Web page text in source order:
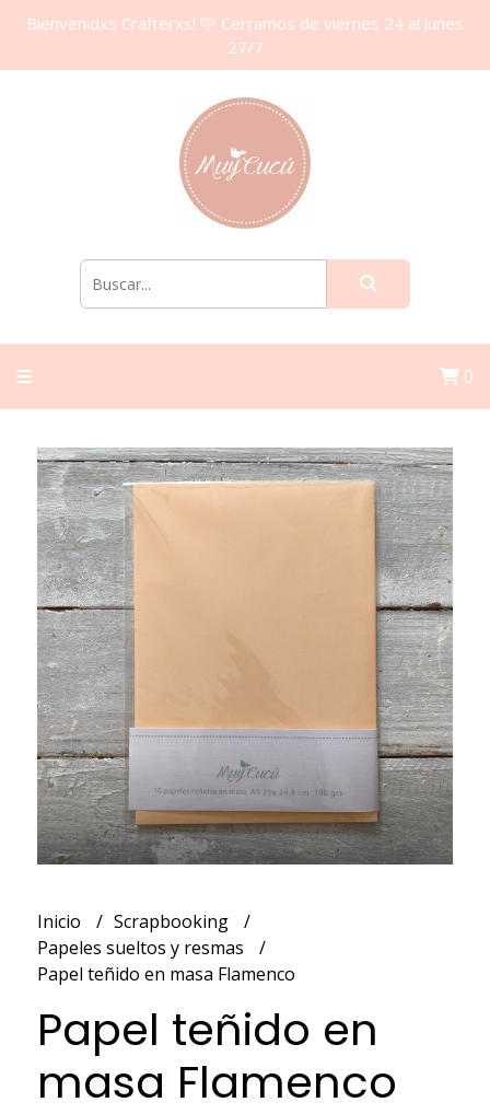
Bienvenidxs Crafterxs! 🩷 Cerramos de viernes 24 al lunes
27/7
0
Inicio
Scrapbooking
Papeles sueltos y resmas
Papel teñido en masa Flamenco
Papel teñido en
masa Flamenco